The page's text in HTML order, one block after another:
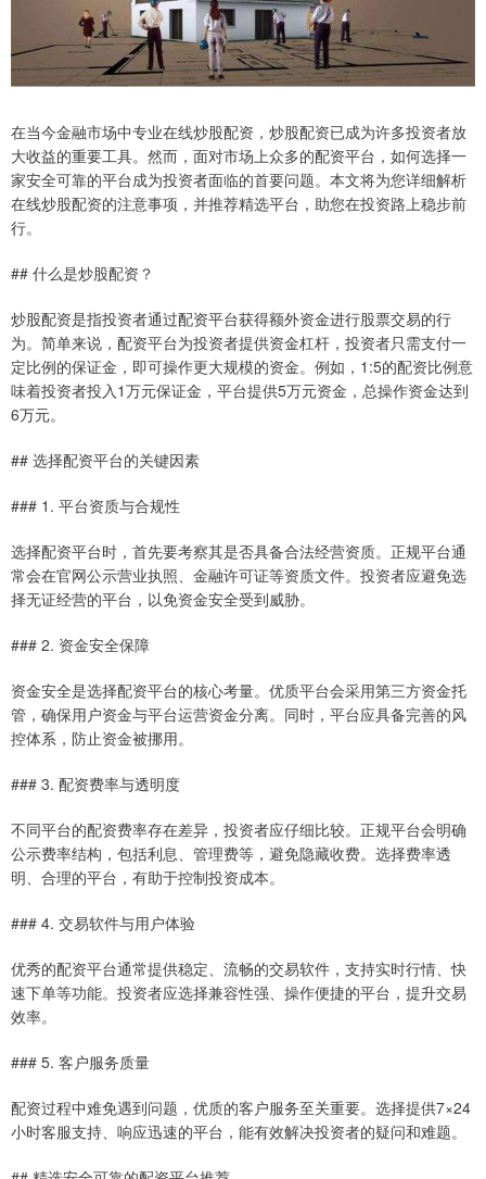
在当今金融市场中专业在线炒股配资，炒股配资已成为许多投资者放
大收益的重要工具。然而，面对市场上众多的配资平台，如何选择一
家安全可靠的平台成为投资者面临的首要问题。本文将为您详细解析
在线炒股配资的注意事项，并推荐精选平台，助您在投资路上稳步前
行。
## 什么是炒股配资？
炒股配资是指投资者通过配资平台获得额外资金进行股票交易的行
为。简单来说，配资平台为投资者提供资金杠杆，投资者只需支付一
定比例的保证金，即可操作更大规模的资金。例如，1:5的配资比例意
味着投资者投入1万元保证金，平台提供5万元资金，总操作资金达到
6万元。
## 选择配资平台的关键因素
### 1. 平台资质与合规性
选择配资平台时，首先要考察其是否具备合法经营资质。正规平台通
常会在官网公示营业执照、金融许可证等资质文件。投资者应避免选
择无证经营的平台，以免资金安全受到威胁。
### 2. 资金安全保障
资金安全是选择配资平台的核心考量。优质平台会采用第三方资金托
管，确保用户资金与平台运营资金分离。同时，平台应具备完善的风
控体系，防止资金被挪用。
### 3. 配资费率与透明度
不同平台的配资费率存在差异，投资者应仔细比较。正规平台会明确
公示费率结构，包括利息、管理费等，避免隐藏收费。选择费率透
明、合理的平台，有助于控制投资成本。
### 4. 交易软件与用户体验
优秀的配资平台通常提供稳定、流畅的交易软件，支持实时行情、快
速下单等功能。投资者应选择兼容性强、操作便捷的平台，提升交易
效率。
### 5. 客户服务质量
配资过程中难免遇到问题，优质的客户服务至关重要。选择提供7×24
小时客服支持、响应迅速的平台，能有效解决投资者的疑问和难题。